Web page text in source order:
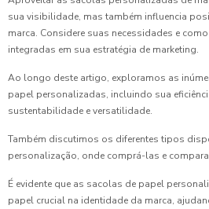
sua visibilidade, mas também influencia
marca. Considere suas necessidades e
integradas em sua estratégia de marketing.
Ao longo deste artigo, exploramos as
papel personalizadas, incluindo sua
sustentabilidade e versatilidade.
Também discutimos os diferentes tipos
personalização, onde comprá-las e
É evidente que as sacolas de papel
papel crucial na identidade da marca,